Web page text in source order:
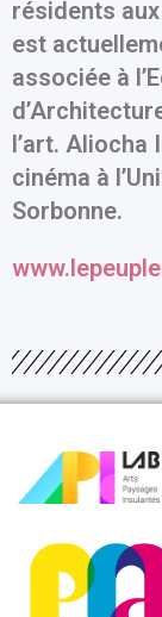
résidents
est
associée à
l’art. Aliocha
cinéma à
Sorbonne.